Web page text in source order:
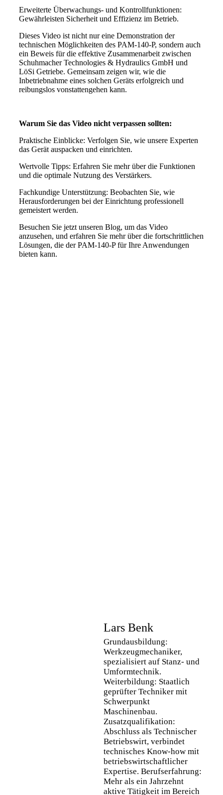
Erweiterte Überwachungs- und Kontrollfunktionen:
Gewährleisten Sicherheit und Effizienz im Betrieb.
Dieses Video ist nicht nur eine Demonstration der
technischen Möglichkeiten des PAM-140-P, sondern auch
ein Beweis für die effektive Zusammenarbeit zwischen
Schuhmacher Technologies & Hydraulics GmbH und
LöSi Getriebe. Gemeinsam zeigen wir, wie die
Inbetriebnahme eines solchen Geräts erfolgreich und
reibungslos vonstattengehen kann.
Warum Sie das Video nicht verpassen sollten:
Praktische Einblicke: Verfolgen Sie, wie unsere Experten
das Gerät auspacken und einrichten.
Wertvolle Tipps: Erfahren Sie mehr über die Funktionen
und die optimale Nutzung des Verstärkers.
Fachkundige Unterstützung: Beobachten Sie, wie
Herausforderungen bei der Einrichtung professionell
gemeistert werden.
Besuchen Sie jetzt unseren Blog, um das Video
anzusehen, und erfahren Sie mehr über die fortschrittlichen
Lösungen, die der PAM-140-P für Ihre Anwendungen
bieten kann.
Lars Benk
Grundausbildung:
Werkzeugmechaniker,
spezialisiert auf Stanz- und
Umformtechnik.
Weiterbildung: Staatlich
geprüfter Techniker mit
Schwerpunkt
Maschinenbau.
Zusatzqualifikation:
Abschluss als Technischer
Betriebswirt, verbindet
technisches Know-how mit
betriebswirtschaftlicher
Expertise. Berufserfahrung:
Mehr als ein Jahrzehnt
aktive Tätigkeit im Bereich